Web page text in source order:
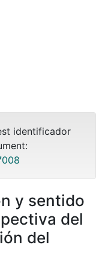
identificador
y sentido
del
del